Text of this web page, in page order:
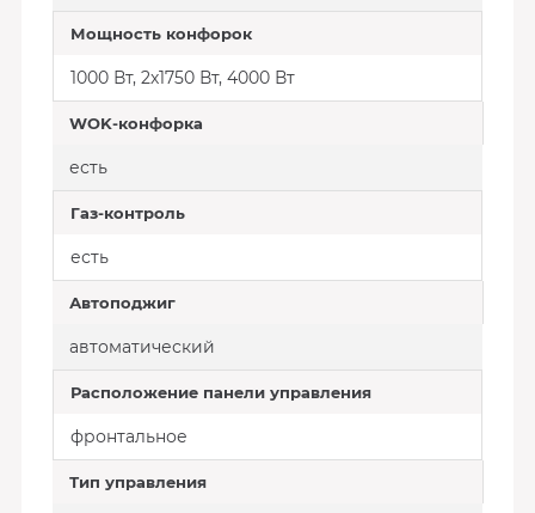
Мощность конфорок
1000 Вт, 2х1750 Вт, 4000 Вт
WOK-конфорка
есть
Газ-контроль
есть
Автоподжиг
автоматический
Расположение панели управления
фронтальное
Тип управления